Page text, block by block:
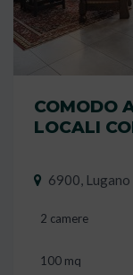
COMODO
LOCALI
6900, Lugano
2 camere
100 mq